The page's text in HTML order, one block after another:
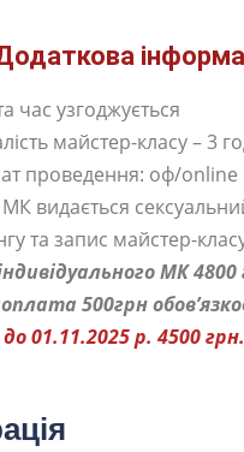
час узгоджується
майстер-класу – 3
проведення: оф/online
МК видається
та запис майстер-
МК 4800
500грн
до 01.11.2025 р. 4500 грн.